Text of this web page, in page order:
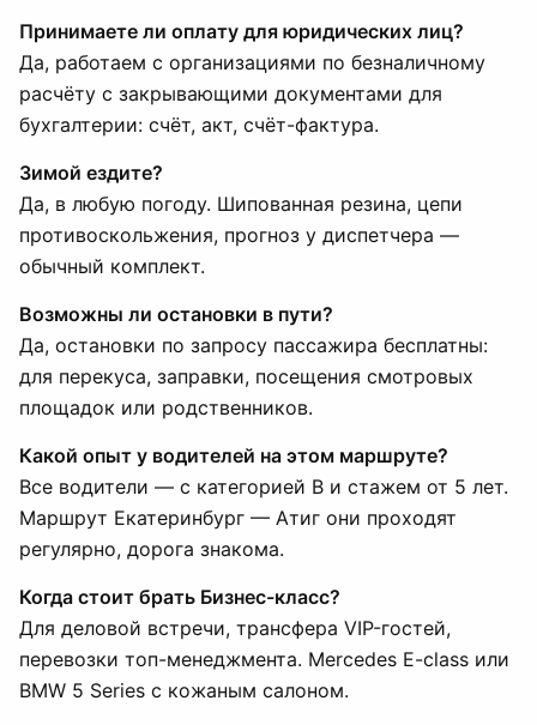
Принимаете ли оплату для юридических лиц?
Да, работаем с организациями по безналичному
расчёту с закрывающими документами для
бухгалтерии: счёт, акт, счёт-фактура.
Зимой ездите?
Да, в любую погоду. Шипованная резина, цепи
противоскольжения, прогноз у диспетчера —
обычный комплект.
Возможны ли остановки в пути?
Да, остановки по запросу пассажира бесплатны:
для перекуса, заправки, посещения смотровых
площадок или родственников.
Какой опыт у водителей на этом маршруте?
Все водители — с категорией B и стажем от 5 лет.
Маршрут Екатеринбург — Атиг они проходят
регулярно, дорога знакома.
Когда стоит брать Бизнес-класс?
Для деловой встречи, трансфера VIP-гостей,
перевозки топ-менеджмента. Mercedes E-class или
BMW 5 Series с кожаным салоном.